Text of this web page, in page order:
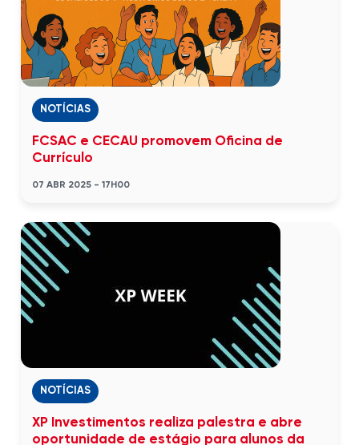
NOTÍCIAS
FCSAC e CECAU promovem Oficina de
Currículo
07 ABR 2025 - 17H00
NOTÍCIAS
XP Investimentos realiza palestra e abre
oportunidade de estágio para alunos da